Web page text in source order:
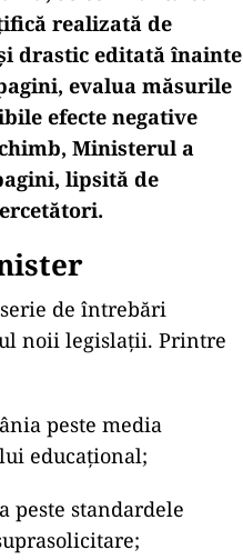
realizată de
drastic editată înainte
evalua măsurile
efecte negative
Ministerul a
lipsită de
de întrebări
noii legislații. Printre